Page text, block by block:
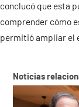
conclucó que esta
comprender cómo
permitió ampliar el
Noticias